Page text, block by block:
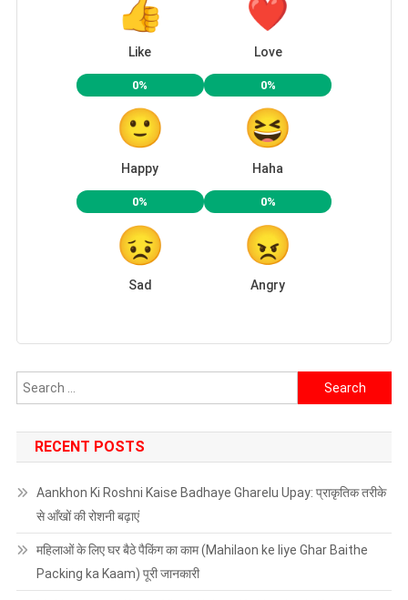
Like Love
0%
Happy
0%
Haha
0%
Sad
0%
Angry
Search
for:
RECENT POSTS
Aankhon Ki Roshni Kaise Badhaye Gharelu Upay: प्राकृतिक तरीके
से आँखों की रोशनी बढ़ाएं
महिलाओं के लिए घर बैठे पैकिंग का काम (Mahilaon ke liye Ghar Baithe
Packing ka Kaam) पूरी जानकारी